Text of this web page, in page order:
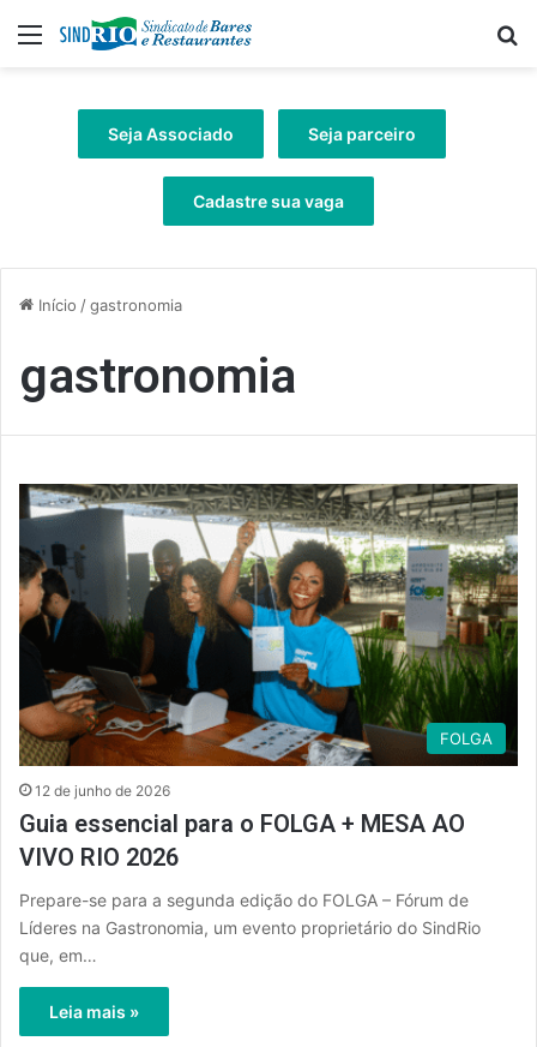
Menu
Seja Associado Seja parceiro
Cadastre sua vaga
Início /gastronomia
gastronomia
FOLGA
12 de junho de 2026
Guia essencial para o FOLGA + MESA AO
VIVO RIO 2026
Prepare-se para a segunda edição do FOLGA – Fórum de
Líderes na Gastronomia, um evento proprietário do SindRio
que, em…
Leia mais »